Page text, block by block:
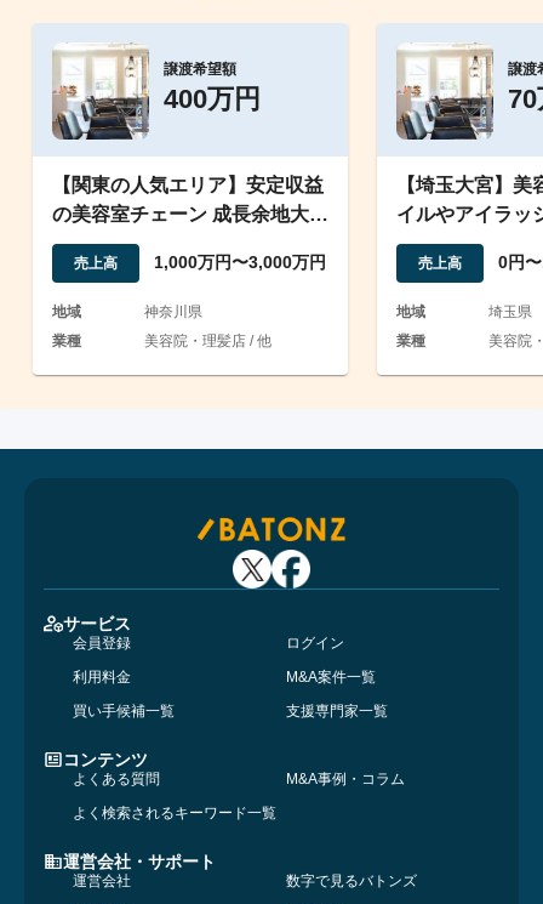
譲渡希望額
400万円
【関東の人気エリア】安定収益
の美容室チェーン 成長余地大き
い1店舗の事業譲渡
売上高 1,000万円〜3,000万円
地域
神奈川県
業種
美容院・理髪店 / 他
譲渡
【埼玉大宮】
イルやアイラッ
転換可能／価格
売上高 0円
地域
埼玉県
業種
美容院
サービス
会員登録
ログイン
利用料金
M&A案件一覧
買い手候補一覧
支援専門家一覧
コンテンツ
よくある質問
M&A事例・コラム
よく検索されるキーワード一覧
運営会社・サポート
運営会社
数字で見るバトンズ